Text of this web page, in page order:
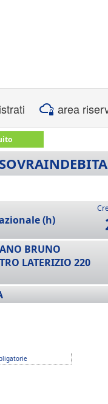
area
(h)
BRUNO
LATERIZIO 220